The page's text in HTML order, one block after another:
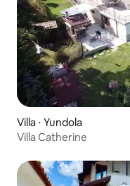
Villa ⋅ Yundola
Villa Catherine